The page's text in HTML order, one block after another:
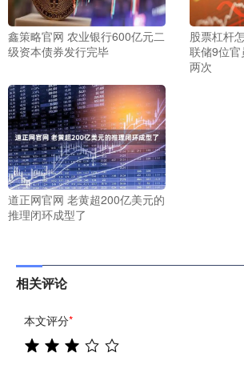
鑫策略官网 农业银行600亿元二
级资本债券发行完毕
股票杠杆
联储9位官
两次
道正网官网 老黄超200亿美元的
推理闭环成型了
相关评论
本文评分*